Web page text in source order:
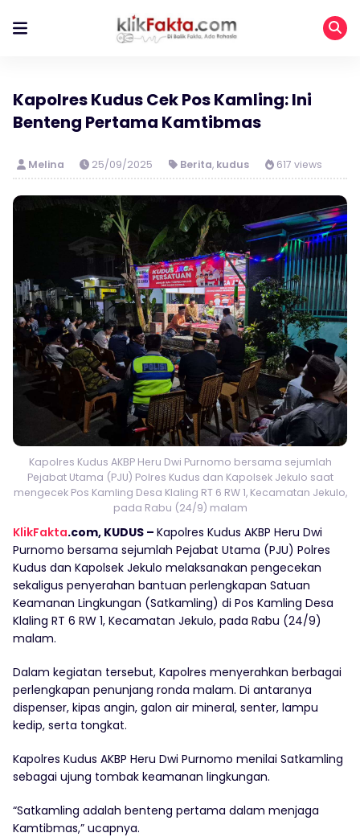
Kapolres Kudus Cek Pos Kamling: Ini
Benteng Pertama Kamtibmas
Melina 25/09/2025 Berita, kudus 617 views
Kapolres Kudus AKBP Heru Dwi Purnomo bersama sejumlah
Pejabat Utama (PJU) Polres Kudus dan Kapolsek Jekulo saat
mengecek Pos Kamling Desa Klaling RT 6 RW 1, Kecamatan Jekulo,
pada Rabu (24/9) malam
KlikFakta.com, KUDUS – Kapolres Kudus AKBP Heru Dwi
Purnomo bersama sejumlah Pejabat Utama (PJU) Polres
Kudus dan Kapolsek Jekulo melaksanakan pengecekan
sekaligus penyerahan bantuan perlengkapan Satuan
Keamanan Lingkungan (Satkamling) di Pos Kamling Desa
Klaling RT 6 RW 1, Kecamatan Jekulo, pada Rabu (24/9)
malam.
Dalam kegiatan tersebut, Kapolres menyerahkan berbagai
perlengkapan penunjang ronda malam. Di antaranya
dispenser, kipas angin, galon air mineral, senter, lampu
kedip, serta tongkat.
Kapolres Kudus AKBP Heru Dwi Purnomo menilai Satkamling
sebagai ujung tombak keamanan lingkungan.
“Satkamling adalah benteng pertama dalam menjaga
Kamtibmas,” ucapnya.